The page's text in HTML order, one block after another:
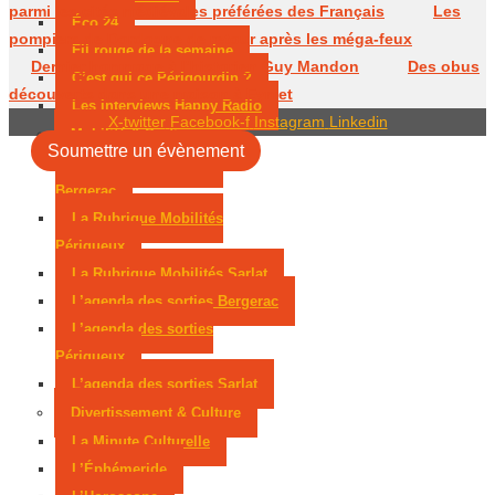
Éco 24
Fil rouge de la semaine
C’est qui ce Périgourdin ?
Les interviews Happy Radio
Mobilité & Sorties
Bergerac
La Rubrique Mobilités
Périgueux
La Rubrique Mobilités Sarlat
L’agenda des sorties Bergerac
L’agenda des sorties
Périgueux
L’agenda des sorties Sarlat
Divertissement & Culture
La Minute Culturelle
L’Éphémeride
parmi les cités médiévales préférées des Français
Les
pompiers de Dordogne de retour après les méga-feux
Dernier hommage à l’historien Guy Mandon
Des obus
découverts dans une maison à Eymet
X-twitter Facebook-f Instagram Linkedin
Soumettre un évènement